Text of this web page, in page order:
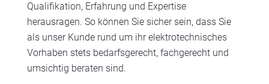
Qualifikation, Erfahrung und Expertise
herausragen. So können Sie sicher sein, dass Sie
als unser Kunde rund um ihr elektrotechnisches
Vorhaben stets bedarfsgerecht, fachgerecht und
umsichtig beraten sind.